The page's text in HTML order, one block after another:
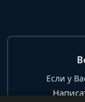
Если у